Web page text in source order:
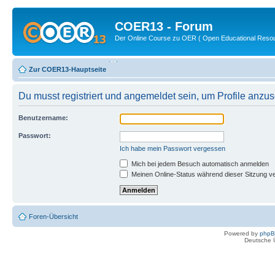
COER13 - Forum
Der Online Course zu OER ( Open Educational
Zur COER13-Hauptseite
Du musst registriert und angemeldet sein, um Profile
Benutzername:
Passwort:
Ich habe mein Passwort vergessen
Mich bei jedem Besuch automatisch anmelden
Meinen Online-Status während dieser Sitzung
Foren-Übersicht
Powered by
Deutsche